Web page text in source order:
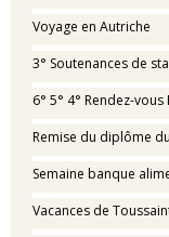
Voyage en Autriche
3° Soutenances de
6° 5° 4° Rendez-
Remise du diplôme
Semaine banque
Vacances de